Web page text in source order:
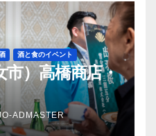
酒と食のイベント
市）高橋商店・
ADMASTER